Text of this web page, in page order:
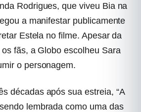
Rodrigues, que viveu Bia na
a manifestar publicamente
Estela no filme. Apesar da
fãs, a Globo escolheu Sara
o personagem.
décadas após sua estreia, “A
lembrada como uma das